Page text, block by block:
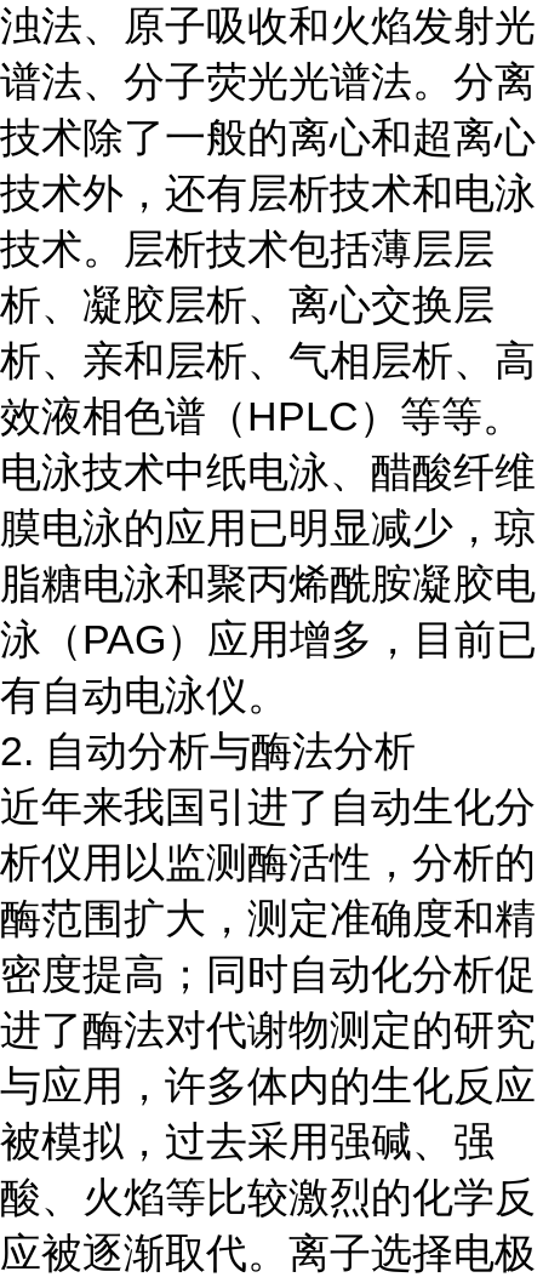
浊法、原子吸收和火焰发射光
谱法、分子荧光光谱法。分离
技术除了一般的离心和超离心
技术外，还有层析技术和电泳
技术。层析技术包括薄层层
析、凝胶层析、离心交换层
析、亲和层析、气相层析、高
效液相色谱（HPLC）等等。
电泳技术中纸电泳、醋酸纤维
膜电泳的应用已明显减少，琼
脂糖电泳和聚丙烯酰胺凝胶电
泳（PAG）应用增多，目前已
有自动电泳仪。
2. 自动分析与酶法分析
近年来我国引进了自动生化分
析仪用以监测酶活性，分析的
酶范围扩大，测定准确度和精
密度提高；同时自动化分析促
进了酶法对代谢物测定的研究
与应用，许多体内的生化反应
被模拟，过去采用强碱、强
酸、火焰等比较激烈的化学反
应被逐渐取代。离子选择电极